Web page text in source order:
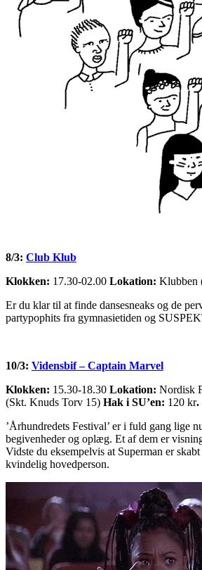
8/3: Club Klub
Klokken: 17.30-02.00 Lokation: Klubben
Er du klar til at finde dansesneaks og de
partypophits fra gymnasietiden og
10/3: Vidensbif – Captain Marvel
Klokken: 15.30-18.30 Lokation: Nordisk
(Skt. Knuds Torv 15) Hak i SU’en: 120 kr.
’Århundredets Festival’ er i fuld gang lige
begivenheder og oplæg. Et af dem er
Vidste du eksempelvis at Superman er
kvindelig hovedperson.